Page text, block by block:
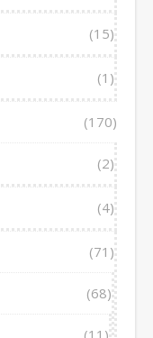
(15)
(1)
(170)
(2)
(4)
(71)
(68)